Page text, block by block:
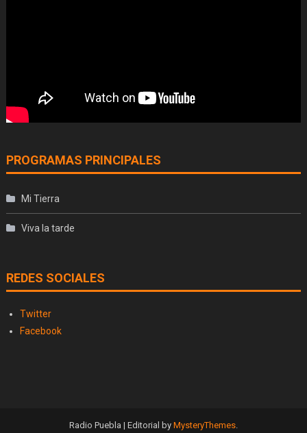
PROGRAMAS PRINCIPALES
Mi Tierra
Viva la tarde
REDES SOCIALES
Twitter
Facebook
Radio Puebla | Editorial by MysteryThemes.